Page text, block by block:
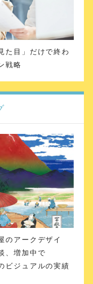
た目」だけで終わ
戦略
のアークデザイ
、増加中で
ビジュアルの実績